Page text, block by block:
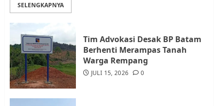
3
4
Datangi Pemko Batam, Warga
Rempang Protes Lahan Mereka
Diambil untuk Sekolah Rakyat
SELENGKAPNYA
Tim Advokasi Desak BP Batam
Berhenti Merampas Tanah
Warga Rempang
JULI 15, 2026 0